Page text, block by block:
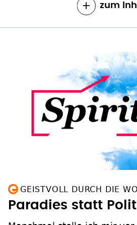
zum
GEISTVOLL DURCH DIE
Paradies statt